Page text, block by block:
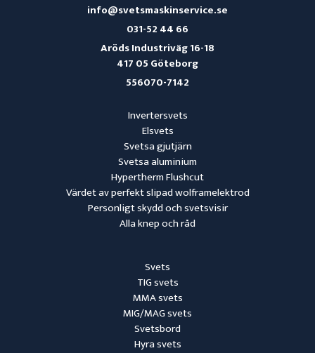
Svets
TIG svets
MMA svets
MIG/MAG svets
Svetsbord
Hyra svets
Invertersvets
Elsvets
Svetsa gjutjärn
Svetsa aluminium
Hypertherm Flushcut
Värdet av perfekt slipad wolframelektrod
Personligt skydd och svetsvisir
Alla knep och råd
info@svetsmaskinservice.se
031-52 44 66
Aröds Industriväg 16-18
417 05 Göteborg
556070-7142